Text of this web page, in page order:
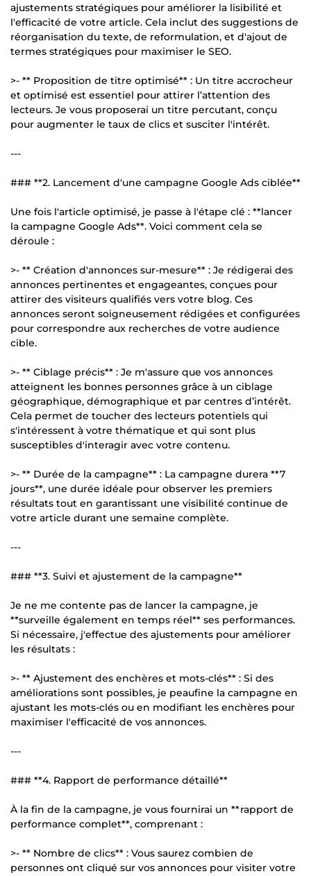
ajustements stratégiques pour améliorer la lisibilité et
l'efficacité de votre article. Cela inclut des suggestions de
réorganisation du texte, de reformulation, et d'ajout de
termes stratégiques pour maximiser le SEO.
>- ** Proposition de titre optimisé** : Un titre accrocheur
et optimisé est essentiel pour attirer l’attention des
lecteurs. Je vous proposerai un titre percutant, conçu
pour augmenter le taux de clics et susciter l'intérêt.
---
### **2. Lancement d'une campagne Google Ads ciblée**
Une fois l'article optimisé, je passe à l'étape clé : **lancer
la campagne Google Ads**. Voici comment cela se
déroule :
>- ** Création d'annonces sur-mesure** : Je rédigerai des
annonces pertinentes et engageantes, conçues pour
attirer des visiteurs qualifiés vers votre blog. Ces
annonces seront soigneusement rédigées et configurées
pour correspondre aux recherches de votre audience
cible.
>- ** Ciblage précis** : Je m'assure que vos annonces
atteignent les bonnes personnes grâce à un ciblage
géographique, démographique et par centres d’intérêt.
Cela permet de toucher des lecteurs potentiels qui
s'intéressent à votre thématique et qui sont plus
susceptibles d'interagir avec votre contenu.
>- ** Durée de la campagne** : La campagne durera **7
jours**, une durée idéale pour observer les premiers
résultats tout en garantissant une visibilité continue de
votre article durant une semaine complète.
---
### **3. Suivi et ajustement de la campagne**
Je ne me contente pas de lancer la campagne, je
**surveille également en temps réel** ses performances.
Si nécessaire, j'effectue des ajustements pour améliorer
les résultats :
>- ** Ajustement des enchères et mots-clés** : Si des
améliorations sont possibles, je peaufine la campagne en
ajustant les mots-clés ou en modifiant les enchères pour
maximiser l'efficacité de vos annonces.
---
### **4. Rapport de performance détaillé**
À la fin de la campagne, je vous fournirai un **rapport de
performance complet**, comprenant :
>- ** Nombre de clics** : Vous saurez combien de
personnes ont cliqué sur vos annonces pour visiter votre